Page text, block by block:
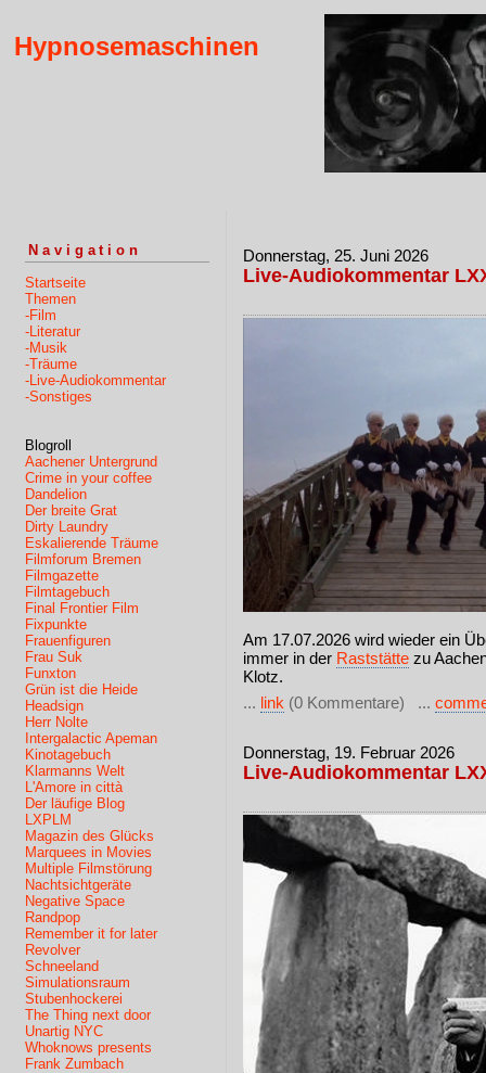
Hypnosemaschinen
Navigation
Startseite
Themen
-Film
-Literatur
-Musik
-Träume
-Live-Audiokommentar
-Sonstiges
Blogroll
Aachener Untergrund
Crime in your coffee
Dandelion
Der breite Grat
Dirty Laundry
Eskalierende Träume
Filmforum Bremen
Filmgazette
Filmtagebuch
Final Frontier Film
Fixpunkte
Frauenfiguren
Frau Suk
Funxton
Grün ist die Heide
Headsign
Herr Nolte
Intergalactic Apeman
Kinotagebuch
Klarmanns Welt
L'Amore in città
Der läufige Blog
LXPLM
Magazin des Glücks
Marquees in Movies
Multiple Filmstörung
Nachtsichtgeräte
Negative Space
Randpop
Remember it for later
Revolver
Schneeland
Simulationsraum
Stubenhockerei
The Thing next door
Unartig NYC
Whoknows presents
Frank Zumbach
Donnerstag, 25. Juni 2026
Live-Audiokommentar
Am 17.07.2026 wird wieder ein
immer in der Raststätte zu
Klotz.
... link (0 Kommentare) ...
Donnerstag, 19. Februar 2026
Live-Audiokommentar